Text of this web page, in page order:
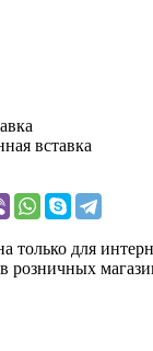
вставка
только для
розничных